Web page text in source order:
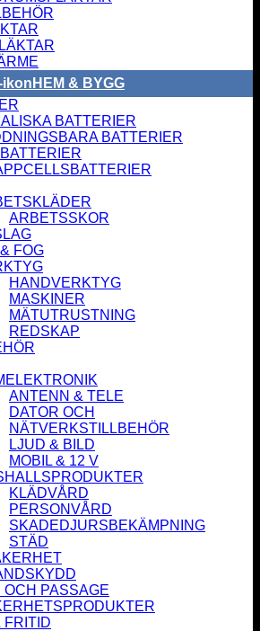
HEM & BYGG
BATTERIER
BATTERIER
ARBETSSKOR
FOG
HANDVERKTYG
MASKINER
MÄTUTRUSTNING
REDSKAP
ANTENN & TELE
DATOR OCH
NÄTVERKSTILLBEHÖR
LJUD & BILD
MOBIL & 12 V
KLÄDVÅRD
PERSONVÅRD
SKADEDJURSBEKÄMPNING
STÄD
OCH PASSAGE
FRITID